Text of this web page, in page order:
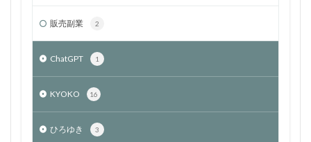
販売副業 2
ChatGPT 1
KYOKO 16
ひろゆき 3